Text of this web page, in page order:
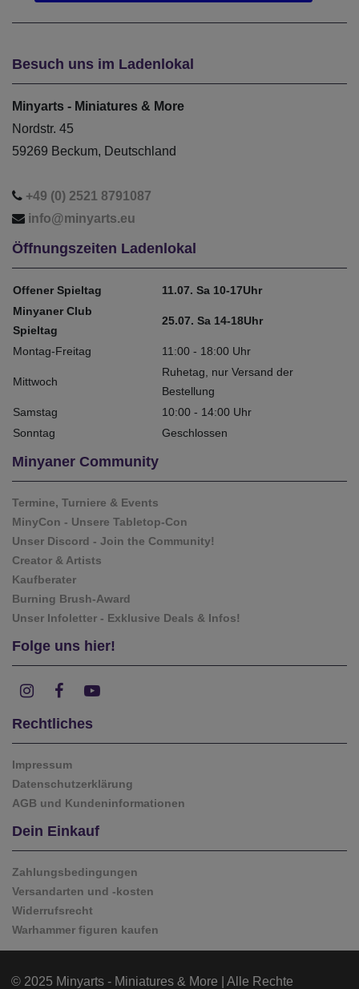
Besuch uns im Ladenlokal
Minyarts - Miniatures & More
Nordstr. 45
59269 Beckum, Deutschland
+49 (0) 2521 8791087
info@minyarts.eu
Öffnungszeiten Ladenlokal
Offener Spieltag
11.07. Sa 10-17Uhr
Minyaner Club
Spieltag
25.07. Sa 14-18Uhr
Montag-Freitag 11:00 - 18:00 Uhr
Mittwoch
Ruhetag, nur Versand der
Bestellung
Samstag
10:00 - 14:00 Uhr
Sonntag
Geschlossen
Minyaner Community
Termine, Turniere & Events
MinyCon - Unsere Tabletop-Con
Unser Discord - Join the Community!
Creator & Artists
Kaufberater
Burning Brush-Award
Unser Infoletter - Exklusive Deals & Infos!
Folge uns hier!
Rechtliches
Impressum
Datenschutzerklärung
AGB und Kundeninformationen
Dein Einkauf
Zahlungsbedingungen
Versandarten und -kosten
Widerrufsrecht
Warhammer figuren kaufen
© 2025 Minyarts - Miniatures & More | Alle Rechte